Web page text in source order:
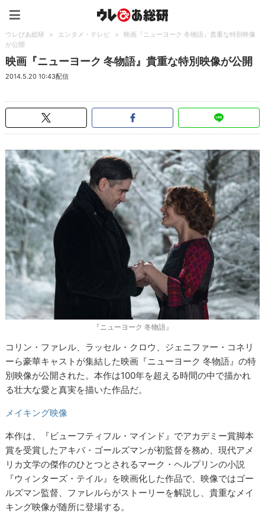
ウレぴあ総研 > エンタメ・テレビ >
映画『ニューヨーク 冬物語』貴重な特別映像
が公開
映画『ニューヨーク 冬物語』貴重な特別映像が公開
2014.5.20 10:43配信
『ニューヨーク 冬物語』
コリン・ファレル、ラッセル・クロウ、ジェニファー・コネリ
ーら豪華キャストが集結した映画『ニューヨーク 冬物語』の特
別映像が公開された。本作は100年を超える時間の中で描かれ
る壮大な愛と真実を描いた作品だ。
メイキング映像
本作は、『ビューフティフル・マインド』でアカデミー賞脚本
賞を受賞したアキバ・ゴールズマンが初監督を務め、現代アメ
リカ文学の傑作のひとつとされるマーク・ヘルプリンの小説
『ウィンターズ・テイル』を映画化した作品で、映像ではゴー
ルズマン監督、ファレルらがストーリーを解説し、貴重なメイ
キング映像が随所に登場する。